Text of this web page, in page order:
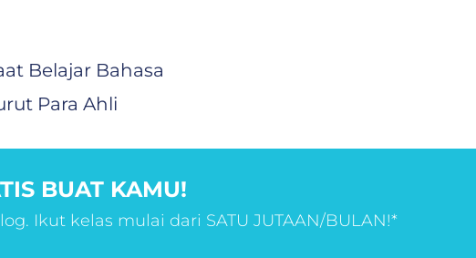
Belajar Bahasa
Para Ahli
BUAT KAMU!
Ikut kelas mulai dari SATU JUTAAN/BULAN!*